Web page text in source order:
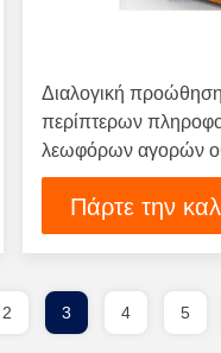
Διαλογική
περίπτερων
λεωφόρων αγορών
αφής 10 ίντσας
Πάρτε την
2 3 4 5